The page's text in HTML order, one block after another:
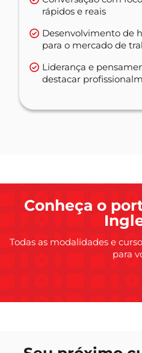
rápidos e reais
Desenvolvimento de
para o mercado de
Liderança e
destacar
Conheça o
Todas as modalidades e
para